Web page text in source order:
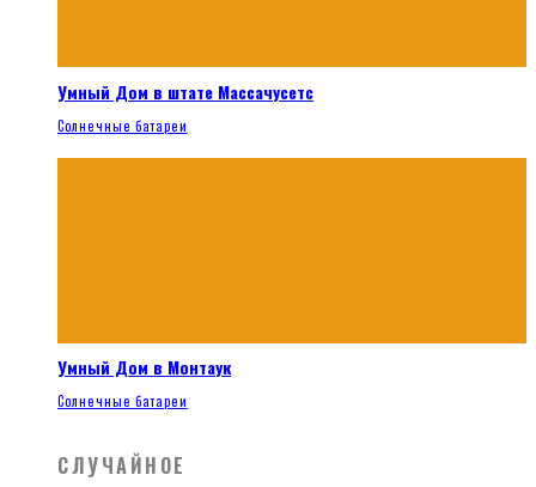
Умный Дом в штате Массачусетс
Солнечные батареи
Умный Дом в Монтаук
Солнечные батареи
СЛУЧАЙНОЕ